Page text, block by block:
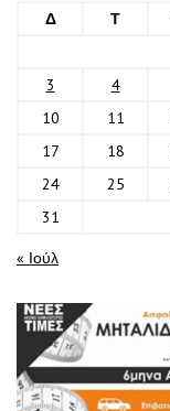
Δ
Τ
3
4
10
11
17
18
24
25
31
« Ιούλ